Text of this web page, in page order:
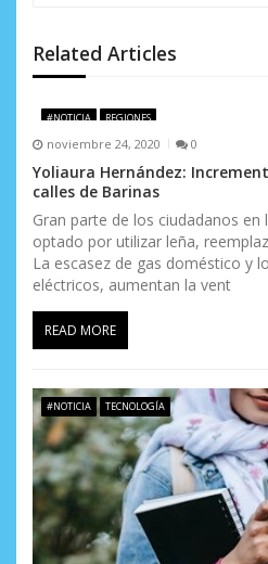
d
e
n
t
r
a
d
s
Related Articles
#NOTICIA REGIONES
noviembre 24, 2020 0
Yoliaura Hernández:
calles de Barinas
Gran parte de los ciudadanos
optado por utilizar leña,
La escasez de gas doméstico y
eléctricos, aumentan la vent
READ MORE
#NOTICIA TECNOLOGÍA